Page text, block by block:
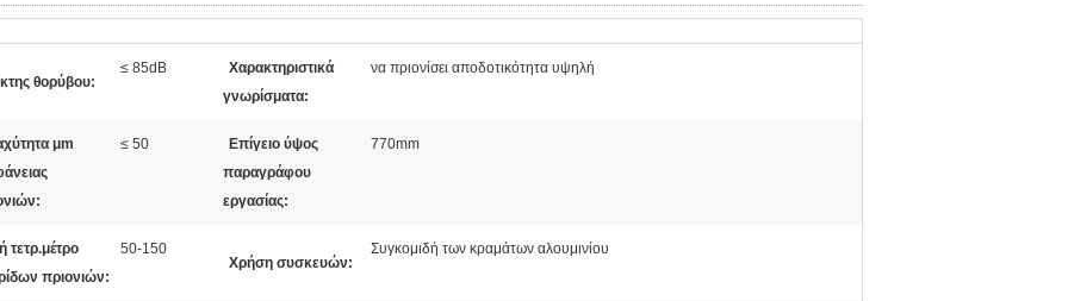
θορύβου:
≤ 85dB
Χαρακτηριστικά
γνωρίσματα:
να πριονίσει αποδοτικότητα υψηλή
μm
≤ 50
Επίγειο ύψος
παραγράφου
εργασίας:
770mm
τετρ.μέτρο
πριονιών:
50-150
Χρήση συσκευών:
Συγκομιδή των κραμάτων αλουμινίου